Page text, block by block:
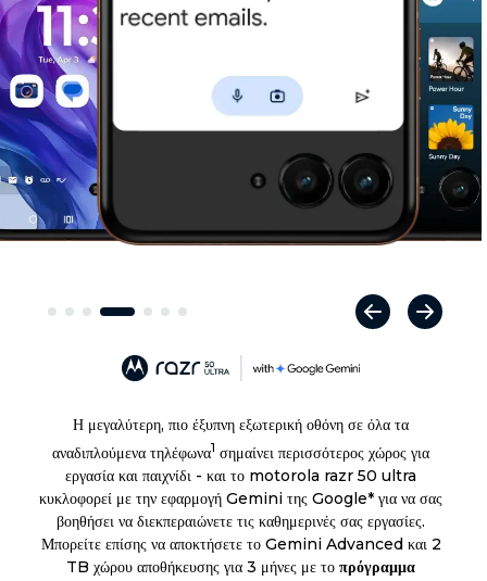
Η μεγαλύτερη, πιο έξυπνη εξωτερική οθόνη σε όλα τα
αναδιπλούμενα τηλέφωνα1 σημαίνει περισσότερος χώρος για
εργασία και παιχνίδι - και το motorola razr 50 ultra
κυκλοφορεί με την εφαρμογή Gemini της Google* για να σας
βοηθήσει να διεκπεραιώνετε τις καθημερινές σας εργασίες.
Μπορείτε επίσης να αποκτήσετε το Gemini Advanced και 2
TB χώρου αποθήκευσης για 3 μήνες με το πρόγραμμα